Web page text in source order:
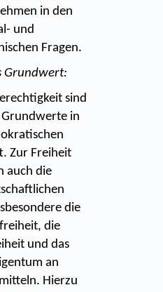
in den
und
Fragen.
Grundwert:
sind
in
Zur Freiheit
auch die
die
die
und das
an
Hierzu